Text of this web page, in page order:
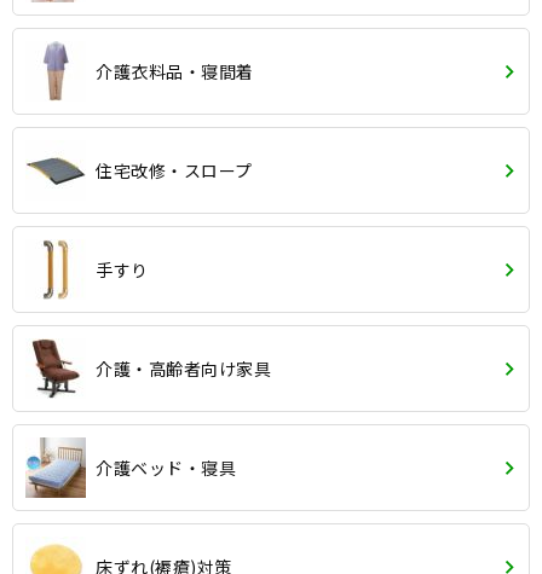
介護衣料品・寝間着
住宅改修・スロープ
手すり
介護・高齢者向け家具
介護ベッド・寝具
床ずれ(褥瘡)対策